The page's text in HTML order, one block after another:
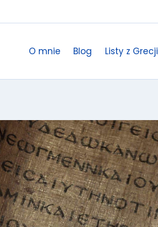
O mnie
Blog Listy z Grecji